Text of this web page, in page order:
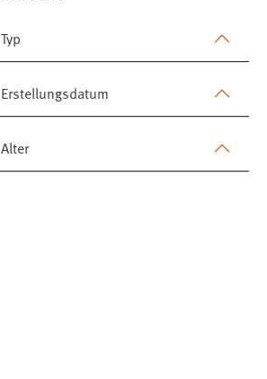
Typ
Erstellungsdatum
Alter